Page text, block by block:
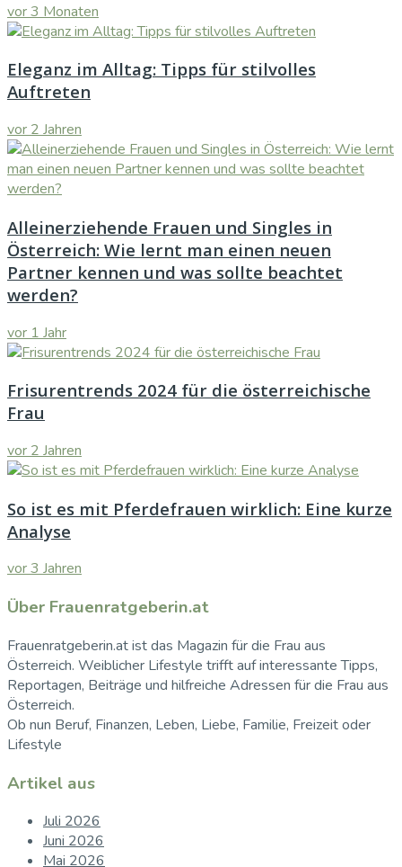
vor 3 Monaten
Eleganz im Alltag: Tipps für stilvolles
Auftreten
vor 2 Jahren
Alleinerziehende Frauen und Singles in
Österreich: Wie lernt man einen neuen
Partner kennen und was sollte beachtet
werden?
vor 1 Jahr
Frisurentrends 2024 für die österreichische
Frau
vor 2 Jahren
So ist es mit Pferdefrauen wirklich: Eine kurze
Analyse
vor 3 Jahren
Über Frauenratgeberin.at
Frauenratgeberin.at ist das Magazin für die Frau aus
Österreich. Weiblicher Lifestyle trifft auf interessante Tipps,
Reportagen, Beiträge und hilfreiche Adressen für die Frau aus
Österreich.
Ob nun Beruf, Finanzen, Leben, Liebe, Familie, Freizeit oder
Lifestyle
Artikel aus
Juli 2026
Juni 2026
Mai 2026